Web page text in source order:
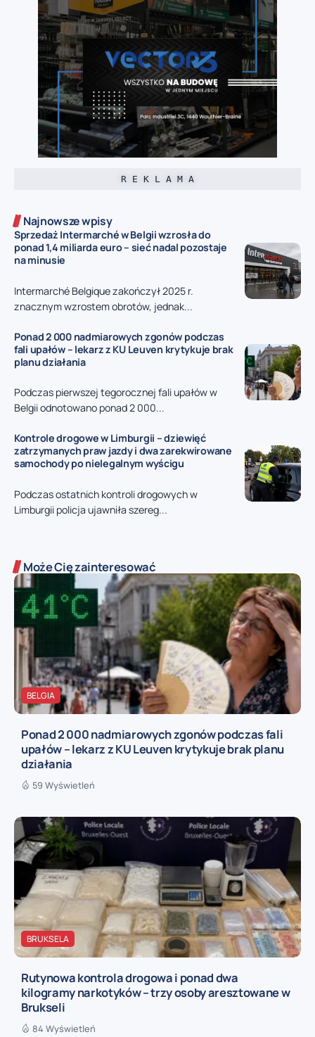
R E K L A M A
Najnowsze wpisy
Sprzedaż Intermarché w Belgii wzrosła do
ponad 1,4 miliarda euro – sieć nadal pozostaje
na minusie
Intermarché Belgique zakończył 2025 r.
znacznym wzrostem obrotów, jednak...
Ponad 2 000 nadmiarowych zgonów podczas
fali upałów – lekarz z KU Leuven krytykuje brak
planu działania
Podczas pierwszej tegorocznej fali upałów w
Belgii odnotowano ponad 2 000...
Kontrole drogowe w Limburgii – dziewięć
zatrzymanych praw jazdy i dwa zarekwirowane
samochody po nielegalnym wyścigu
Podczas ostatnich kontroli drogowych w
Limburgii policja ujawniła szereg...
Może Cię zainteresować
BELGIA
Ponad 2 000 nadmiarowych zgonów podczas fali
upałów – lekarz z KU Leuven krytykuje brak planu
działania
59 Wyświetleń
BRUKSELA
Rutynowa kontrola drogowa i ponad dwa
kilogramy narkotyków – trzy osoby aresztowane w
Brukseli
84 Wyświetleń